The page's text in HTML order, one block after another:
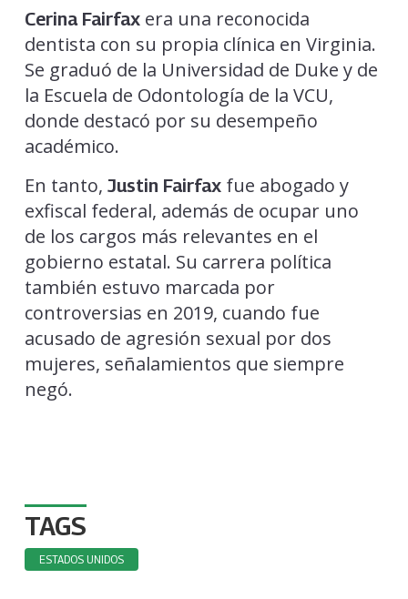
Cerina Fairfaxera una reconocida
dentista con su propia clínica en Virginia.
Se graduó de la Universidad de Duke y de
la Escuela de Odontología de la VCU,
donde destacó por su desempeño
académico.
En tanto, Justin Fairfaxfue abogado y
exfiscal federal, además de ocupar uno
de los cargos más relevantes en el
gobierno estatal. Su carrera política
también estuvo marcada por
controversias en 2019, cuando fue
acusado de agresión sexual por dos
mujeres, señalamientos que siempre
negó.
TAGS
ESTADOS UNIDOS